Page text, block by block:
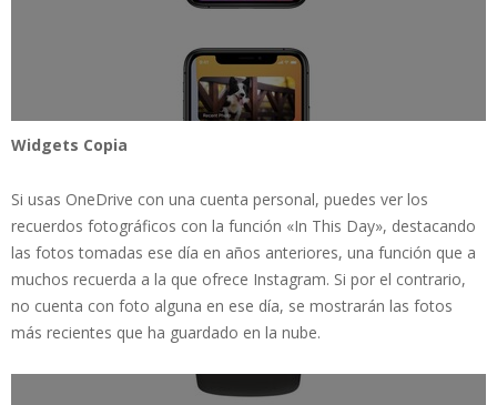
Widgets Copia
Si usas OneDrive con una cuenta personal, puedes ver los
recuerdos fotográficos con la función «In This Day», destacando
las fotos tomadas ese día en años anteriores, una función que a
muchos recuerda a la que ofrece Instagram. Si por el contrario,
no cuenta con foto alguna en ese día, se mostrarán las fotos
más recientes que ha guardado en la nube.